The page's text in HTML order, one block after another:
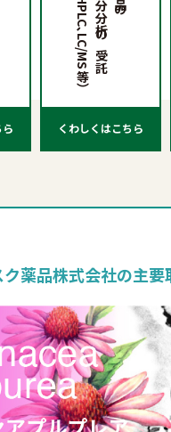
くわしくはこちら
ク薬品株式会社の主要